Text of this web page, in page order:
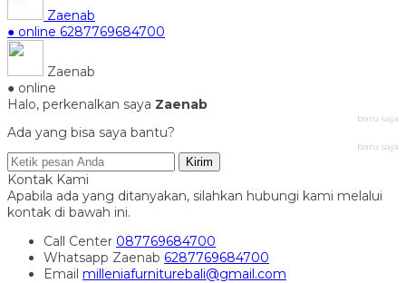
Zaenab
● online 6287769684700
Zaenab
● online
Halo, perkenalkan saya Zaenab
baru saja
Ada yang bisa saya bantu?
baru saja
Kirim
Kontak Kami
Apabila ada yang ditanyakan, silahkan hubungi kami melalui
kontak di bawah ini.
Call Center 087769684700
Whatsapp Zaenab 6287769684700
Email milleniafurniturebali@gmail.com